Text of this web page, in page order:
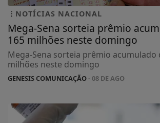
NOTÍCIAS NACIONAL
Mega-Sena sorteia prêmio
165 milhões neste domingo
Mega-Sena sorteia prêmio acumulado
milhões neste domingo
GENESIS COMUNICAÇÃO- 08 DE AGO